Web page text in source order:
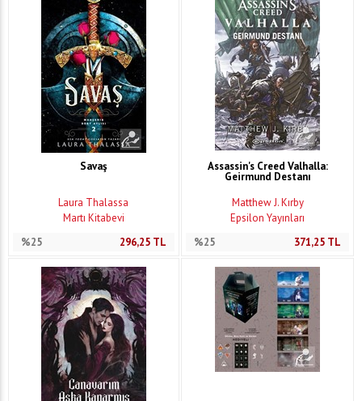
Savaş
Laura Thalassa
Martı Kitabevi
%25
296,25TL
Assassin's Creed Valhalla:
Geirmund Destanı
Matthew J. Kırby
Epsilon Yayınları
%25
371,25 TL